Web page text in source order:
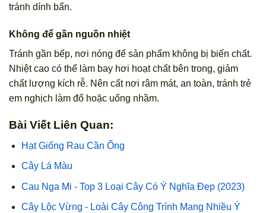
tránh dính bẩn.
Không để gần nguồn nhiệt
Tránh gần bếp, nơi nóng để sản phẩm không bị biến chất.
Nhiệt cao có thể làm bay hơi hoạt chất bên trong, giảm
chất lượng kích rễ. Nên cất nơi râm mát, an toàn, tránh trẻ
em nghịch làm đổ hoặc uống nhầm.
Bài Viết Liên Quan:
Hạt Giống Rau Cần Ống
Cây Lá Màu
Cau Nga Mi - Top 3 Loại Cây Có Ý Nghĩa Đẹp (2023)
Cây Lộc Vừng - Loài Cây Công Trình Mang Nhiều Ý